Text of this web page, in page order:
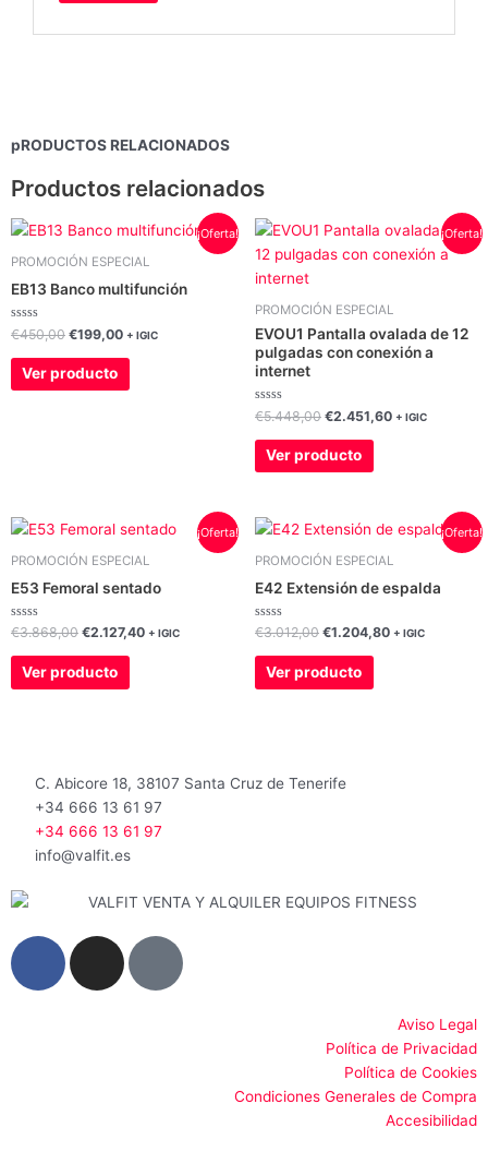
pRODUCTOS RELACIONADOS
Productos relacionados
¡Oferta!
PROMOCIÓN ESPECIAL
EB13 Banco multifunción
Valorado
con
0
de
€450,00
El
original
€450,00.
€199,00
El
actual
€199,00.
+ IGIC
Ver producto
¡Oferta!
PROMOCIÓN ESPECIAL
EVOU1 Pantalla ovalada de 12
pulgadas con conexión a
internet
Valorado
con
0
de
€5.448,00
El
original
€2.451,60
El
actual
+ IGIC
Ver producto
¡Oferta!
PROMOCIÓN ESPECIAL
E53 Femoral sentado
Valorado
0
de
€3.868,00
El
original
€3.868,00.
€2.127,40
El
actual
€2.127,40.
+ IGIC
Ver producto
¡Oferta!
PROMOCIÓN ESPECIAL
E42 Extensión de espalda
Valorado
0
de
€3.012,00
El
original
€3.012,00.
€1.204,80
El
precio
€1.204,80.
+ IGIC
Ver producto
C. Abicore 18, 38107 Santa Cruz de Tenerife
+34 666 13 61 97
+34 666 13 61 97
info@valfit.es
F
I
G
Aviso Legal
Política de Privacidad
Política de Cookies
Condiciones Generales de Compra
Accesibilidad